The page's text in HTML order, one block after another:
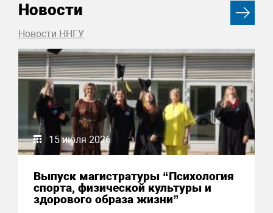
Новости
Новости ННГУ
15 июля 2026
Выпуск магистратуры “Психология
спорта, физической культуры и
здорового образа жизни”